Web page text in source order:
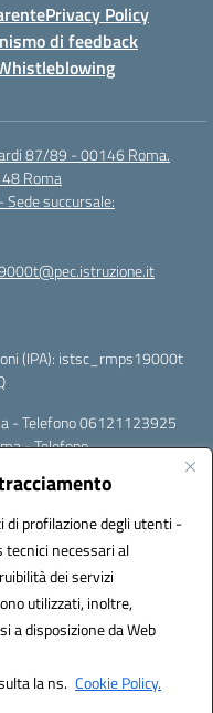
profilazione degli utenti -
necessari al
dei servizi
utilizzati, inoltre,
disposizione da Web
la ns. Cookie Policy.
Privacy Policy
di feedback
87/89 - 00146 Roma.
Roma
succursale:
(IPA): istsc_rmps19000t
- Telefono 06121123925
- Telefono
esclusivamente
Solution S.r.l.
Italia